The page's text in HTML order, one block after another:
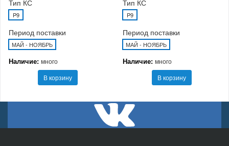
Тип КС
P9
Период поставки
МАЙ - НОЯБРЬ
Наличие: много
В корзину
Тип КС
P9
Период поставки
МАЙ - НОЯБРЬ
Наличие: много
В корзину